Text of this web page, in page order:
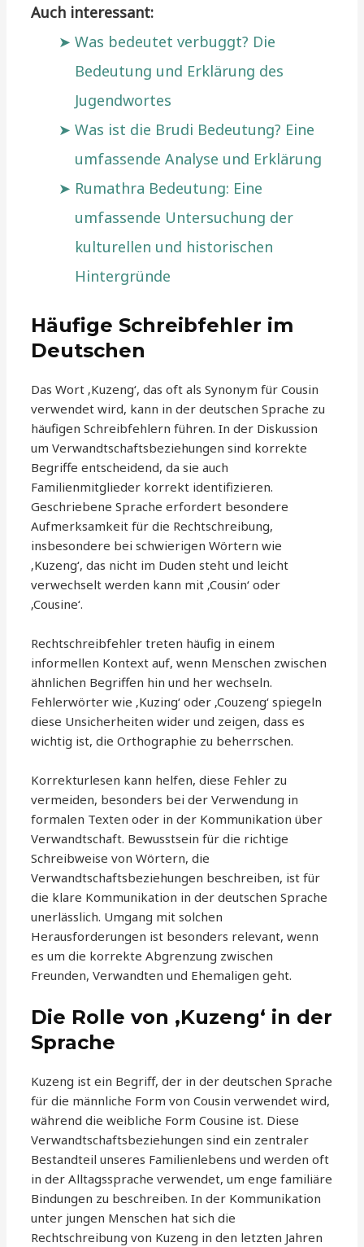
Auch interessant:
Was bedeutet verbuggt? Die
Bedeutung und Erklärung des
Jugendwortes
Was ist die Brudi Bedeutung? Eine
umfassende Analyse und Erklärung
Rumathra Bedeutung: Eine
umfassende Untersuchung der
kulturellen und historischen
Hintergründe
Häufige Schreibfehler im
Deutschen
Das Wort ‚Kuzeng‘, das oft als Synonym für Cousin
verwendet wird, kann in der deutschen Sprache zu
häufigen Schreibfehlern führen. In der Diskussion
um Verwandtschaftsbeziehungen sind korrekte
Begriffe entscheidend, da sie auch
Familienmitglieder korrekt identifizieren.
Geschriebene Sprache erfordert besondere
Aufmerksamkeit für die Rechtschreibung,
insbesondere bei schwierigen Wörtern wie
‚Kuzeng‘, das nicht im Duden steht und leicht
verwechselt werden kann mit ‚Cousin‘ oder
‚Cousine‘.
Rechtschreibfehler treten häufig in einem
informellen Kontext auf, wenn Menschen zwischen
ähnlichen Begriffen hin und her wechseln.
Fehlerwörter wie ‚Kuzing‘ oder ‚Couzeng‘ spiegeln
diese Unsicherheiten wider und zeigen, dass es
wichtig ist, die Orthographie zu beherrschen.
Korrekturlesen kann helfen, diese Fehler zu
vermeiden, besonders bei der Verwendung in
formalen Texten oder in der Kommunikation über
Verwandtschaft. Bewusstsein für die richtige
Schreibweise von Wörtern, die
Verwandtschaftsbeziehungen beschreiben, ist für
die klare Kommunikation in der deutschen Sprache
unerlässlich. Umgang mit solchen
Herausforderungen ist besonders relevant, wenn
es um die korrekte Abgrenzung zwischen
Freunden, Verwandten und Ehemaligen geht.
Die Rolle von ‚Kuzeng‘ in der
Sprache
Kuzeng ist ein Begriff, der in der deutschen Sprache
für die männliche Form von Cousin verwendet wird,
während die weibliche Form Cousine ist. Diese
Verwandtschaftsbeziehungen sind ein zentraler
Bestandteil unseres Familienlebens und werden oft
in der Alltagssprache verwendet, um enge familiäre
Bindungen zu beschreiben. In der Kommunikation
unter jungen Menschen hat sich die
Rechtschreibung von Kuzeng in den letzten Jahren